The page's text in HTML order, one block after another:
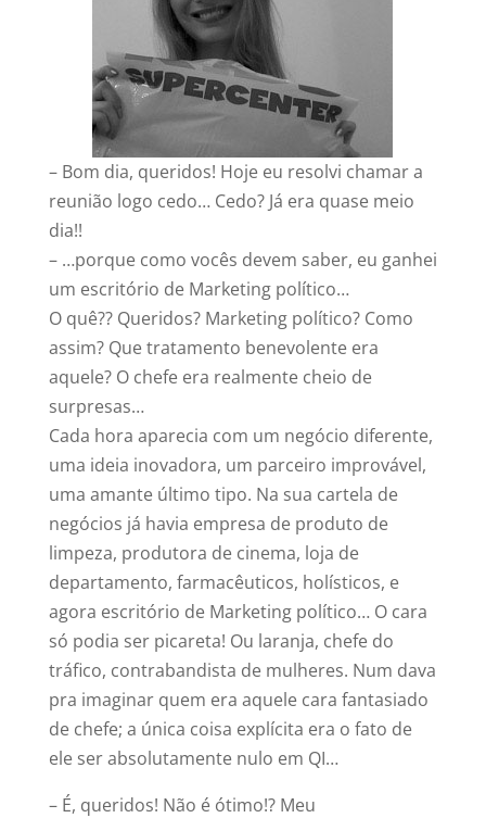
– Bom dia, queridos! Hoje eu resolvi chamar a
reunião logo cedo… Cedo? Já era quase meio
dia!!
– …porque como vocês devem saber, eu ganhei
um escritório de Marketing político…
O quê?? Queridos? Marketing político? Como
assim? Que tratamento benevolente era
aquele? O chefe era realmente cheio de
surpresas…
Cada hora aparecia com um negócio diferente,
uma ideia inovadora, um parceiro improvável,
uma amante último tipo. Na sua cartela de
negócios já havia empresa de produto de
limpeza, produtora de cinema, loja de
departamento, farmacêuticos, holísticos, e
agora escritório de Marketing político… O cara
só podia ser picareta! Ou laranja, chefe do
tráfico, contrabandista de mulheres. Num dava
pra imaginar quem era aquele cara fantasiado
de chefe; a única coisa explícita era o fato de
ele ser absolutamente nulo em QI…
– É, queridos! Não é ótimo!? Meu